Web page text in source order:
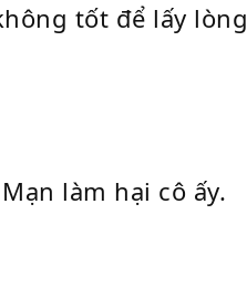
tốt để lấy lòng
làm hại cô ấy.